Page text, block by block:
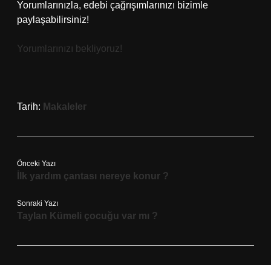
Yorumlarınızla, edebi çağrışımlarınızı bizimle
paylaşabilirsiniz!
Yorumlarınızı bekliyoruz!
Tarih: Makaleler
Önceki Yazı
İlk yardım çantası nereye konur ?
Sonraki Yazı
Taylan Kümeli çocuğu var mı ?